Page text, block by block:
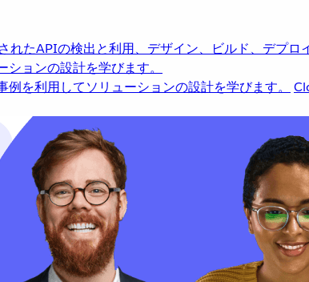
れたAPIの検出と利用、デザイン、ビルド、デプロ
ョンの設計を学びます。
を利用してソリューションの設計を学びます。